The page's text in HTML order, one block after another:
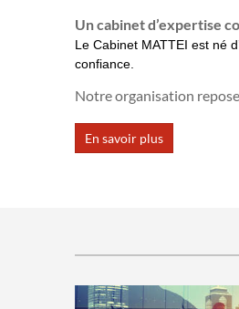
Un cabinet d’expertise
Le Cabinet MATTEI est né
confiance.
Notre organisation
En savoir plus